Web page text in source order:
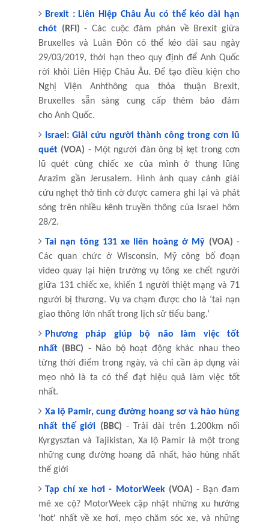
Brexit : Liên Hiệp Châu Âu có thể kéo dài hạn
chót (RFI)- Các cuộc đàm phán về Brexit giữa
Bruxelles và Luân Đôn có thể kéo dài sau ngày
29/03/2019, thời hạn theo quy định đểAnh Quốc
rời khỏi Liên Hiệp Châu Âu. Để tạo điều kiện cho
Nghị Viện Anhthông qua thỏa thuận Brexit,
Bruxelles sẵn sàng cung cấp thêm bảo đảm
cho AnhQuốc.
Israel: Giải cứu người thành công trong cơn lũ
quét(VOA) - Một người đàn ông bị kẹt trong cơn
lũ quét cùng chiếc xe của mình ở thung lũng
Arazim gần Jerusalem. Hìnhảnh quay cảnh giải
cứu nghẹt thở tình cờ được camera ghi lại và phát
sóng trên nhiều kênh truyền thông của Israel hôm
28/2.
Tai nạn tông 131 xe liên hoàng ở Mỹ (VOA)-
Các quan chức ở Wisconsin, Mỹ công bố đoạn
video quay lại hiện trường vụ tông xe chết người
giữa 131 chiếc xe, khiến 1 người thiệt mạng và 71
người bị thương. Vụ va chạm được cho là ‘tai nạn
giao thông lớn nhất trong lịch sử tiểu bang.’
Phương pháp giúp bộ não làm việc tốt
nhất(BBC) - Não bộ hoạt động khác nhau theo
từng thời điểm trong ngày, và chỉ cần áp dụng vài
mẹo nhỏ là ta có thể đạt hiệu quả làm việc tốt
nhất.
Xa lộ Pamir, cung đường hoang sơ và hào hùng
nhất thế giới (BBC) - Trải dài trên 1.200km nối
Kyrgysztan và Tajikistan, Xa lộ Pamir là một trong
những cung đường hoang dã nhất, hào hùng nhất
thế giới
Tạp chí xe hơi - MotorWeek(VOA) - Bạn đam
mê xe cộ? MotorWeek cập nhật những xu hướng
'hot' nhất về xe hơi, mẹo chăm sóc xe, và những